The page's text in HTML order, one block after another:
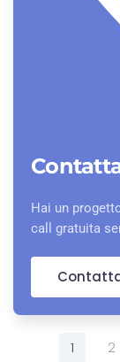
Hai un
call gratuita
1 2